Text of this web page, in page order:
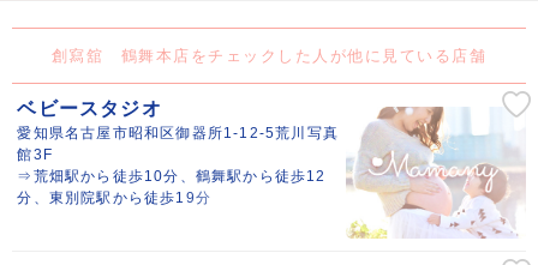
創寫舘 鶴舞本店をチェックした人が他に見ている店舗
ベビースタジオ
愛知県名古屋市昭和区御器所1-12-5荒川写真
館3F
⇒荒畑駅から徒歩10分、鶴舞駅から徒歩12
分、東別院駅から徒歩19分